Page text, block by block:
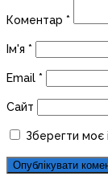
Коментар *
Ім'я *
Email *
Сайт
Зберегти моє